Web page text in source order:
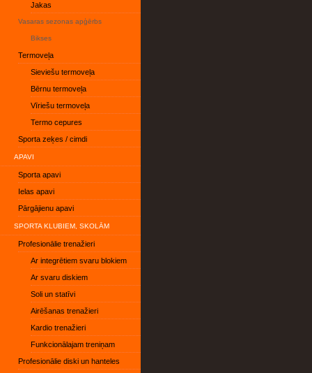
Jakas
Vasaras sezonas apģērbs
Bikses
Termoveļa
Sieviešu termoveļa
Bērnu termoveļa
Vīriešu termoveļa
Termo cepures
Sporta zeķes / cimdi
APAVI
Sporta apavi
Ielas apavi
Pārgājienu apavi
SPORTA KLUBIEM, SKOLĀM
Profesionālie trenažieri
Ar integrētiem svaru blokiem
Ar svaru diskiem
Soli un statīvi
Airēšanas trenažieri
Kardio trenažieri
Funkcionālajam treniņam
Profesionālie diski un hanteles